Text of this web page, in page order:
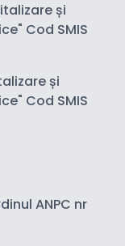
și
Cod SMIS
și
Cod SMIS
ANPC nr